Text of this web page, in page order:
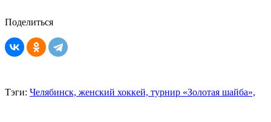
Поделиться
Тэги: Челябинск, женский хоккей, турнир «Золотая шайба»,